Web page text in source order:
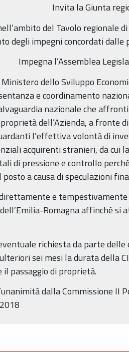
Invita la Giunta
del Tavolo regionale
degli impegni concordati dalle
Impegna l’Assemblea
dello Sviluppo
e coordinamento
nazionale che
dell’Azienda, a fronte
l’effettiva volontà di
acquirenti stranieri, da cui
di pressione e controllo
a causa di speculazioni
e
Romagna affinché si
richiesta da parte
sei mesi la durata della
il passaggio di proprietà.
dalla Commissione II